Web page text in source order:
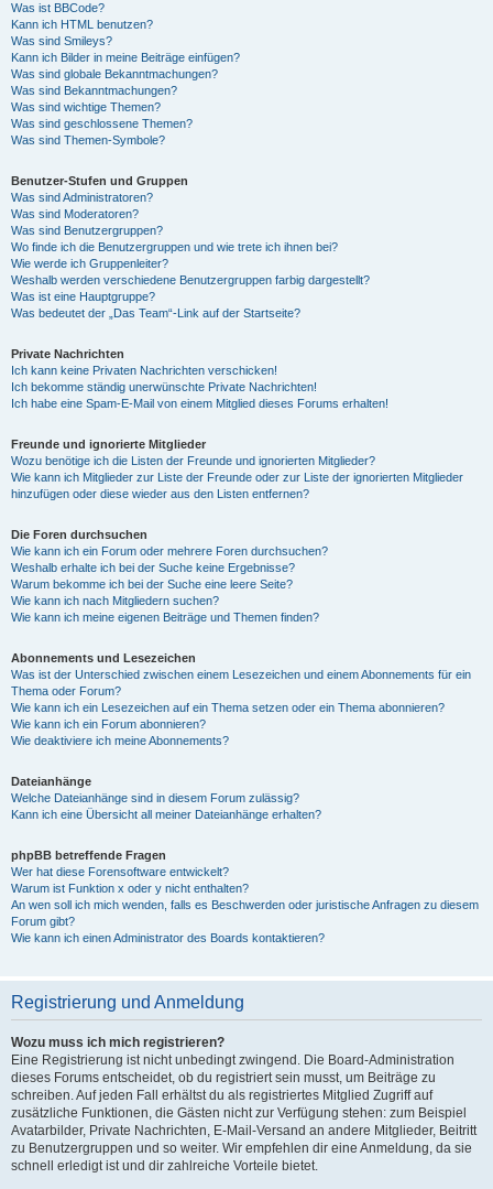
Was ist BBCode?
Kann ich HTML benutzen?
Was sind Smileys?
Kann ich Bilder in meine Beiträge einfügen?
Was sind globale Bekanntmachungen?
Was sind Bekanntmachungen?
Was sind wichtige Themen?
Was sind geschlossene Themen?
Was sind Themen-Symbole?
Benutzer-Stufen und Gruppen
Was sind Administratoren?
Was sind Moderatoren?
Was sind Benutzergruppen?
Wo finde ich die Benutzergruppen und wie trete ich ihnen bei?
Wie werde ich Gruppenleiter?
Weshalb werden verschiedene Benutzergruppen farbig dargestellt?
Was ist eine Hauptgruppe?
Was bedeutet der „Das Team“-Link auf der Startseite?
Private Nachrichten
Ich kann keine Privaten Nachrichten verschicken!
Ich bekomme ständig unerwünschte Private Nachrichten!
Ich habe eine Spam-E-Mail von einem Mitglied dieses Forums erhalten!
Freunde und ignorierte Mitglieder
Wozu benötige ich die Listen der Freunde und ignorierten Mitglieder?
Wie kann ich Mitglieder zur Liste der Freunde oder zur Liste der ignorierten Mitglieder
hinzufügen oder diese wieder aus den Listen entfernen?
Die Foren durchsuchen
Wie kann ich ein Forum oder mehrere Foren durchsuchen?
Weshalb erhalte ich bei der Suche keine Ergebnisse?
Warum bekomme ich bei der Suche eine leere Seite?
Wie kann ich nach Mitgliedern suchen?
Wie kann ich meine eigenen Beiträge und Themen finden?
Abonnements und Lesezeichen
Was ist der Unterschied zwischen einem Lesezeichen und einem Abonnements für ein
Thema oder Forum?
Wie kann ich ein Lesezeichen auf ein Thema setzen oder ein Thema abonnieren?
Wie kann ich ein Forum abonnieren?
Wie deaktiviere ich meine Abonnements?
Dateianhänge
Welche Dateianhänge sind in diesem Forum zulässig?
Kann ich eine Übersicht all meiner Dateianhänge erhalten?
phpBB betreffende Fragen
Wer hat diese Forensoftware entwickelt?
Warum ist Funktion x oder y nicht enthalten?
An wen soll ich mich wenden, falls es Beschwerden oder juristische Anfragen zu diesem
Forum gibt?
Wie kann ich einen Administrator des Boards kontaktieren?
Registrierung und Anmeldung
Wozu muss ich mich registrieren?
Eine Registrierung ist nicht unbedingt zwingend. Die Board-Administration
dieses Forums entscheidet, ob du registriert sein musst, um Beiträge zu
schreiben. Auf jeden Fall erhältst du als registriertes Mitglied Zugriff auf
zusätzliche Funktionen, die Gästen nicht zur Verfügung stehen: zum Beispiel
Avatarbilder, Private Nachrichten, E-Mail-Versand an andere Mitglieder, Beitritt
zu Benutzergruppen und so weiter. Wir empfehlen dir eine Anmeldung, da sie
schnell erledigt ist und dir zahlreiche Vorteile bietet.